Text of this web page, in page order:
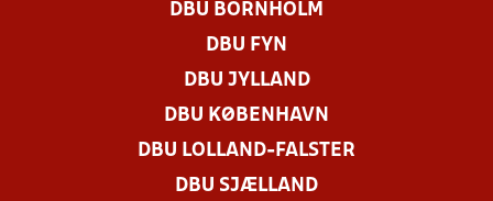
DBU BORNHOLM
DBU FYN
DBU JYLLAND
DBU KØBENHAVN
DBU LOLLAND-FALSTER
DBU SJÆLLAND